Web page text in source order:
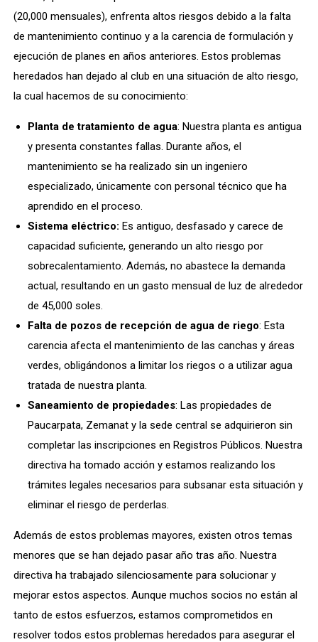
(20,000 mensuales), enfrenta altos riesgos debido a la falta
de mantenimiento continuo y a la carencia de formulación y
ejecución de planes en años anteriores. Estos problemas
heredados han dejado al club en una situación de alto riesgo,
la cual hacemos de su conocimiento:
Planta de tratamiento de agua: Nuestra planta es antigua
y presenta constantes fallas. Durante años, el
mantenimiento se ha realizado sin un ingeniero
especializado, únicamente con personal técnico que ha
aprendido en el proceso.
Sistema eléctrico: Es antiguo, desfasado y carece de
capacidad suficiente, generando un alto riesgo por
sobrecalentamiento. Además, no abastece la demanda
actual, resultando en un gasto mensual de luz de alrededor
de 45,000 soles.
Falta de pozos de recepción de agua de riego: Esta
carencia afecta el mantenimiento de las canchas y áreas
verdes, obligándonos a limitar los riegos o a utilizar agua
tratada de nuestra planta.
Saneamiento de propiedades: Las propiedades de
Paucarpata, Zemanat y la sede central se adquirieron sin
completar las inscripciones en Registros Públicos. Nuestra
directiva ha tomado acción y estamos realizando los
trámites legales necesarios para subsanar esta situación y
eliminar el riesgo de perderlas.
Además de estos problemas mayores, existen otros temas
menores que se han dejado pasar año tras año. Nuestra
directiva ha trabajado silenciosamente para solucionar y
mejorar estos aspectos. Aunque muchos socios no están al
tanto de estos esfuerzos, estamos comprometidos en
resolver todos estos problemas heredados para asegurar el